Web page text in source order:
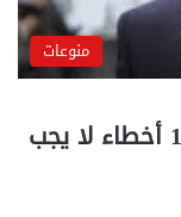
منوعات
حذر منها الدكتور هانى الناظر.. 10 أخطاء لا يجب